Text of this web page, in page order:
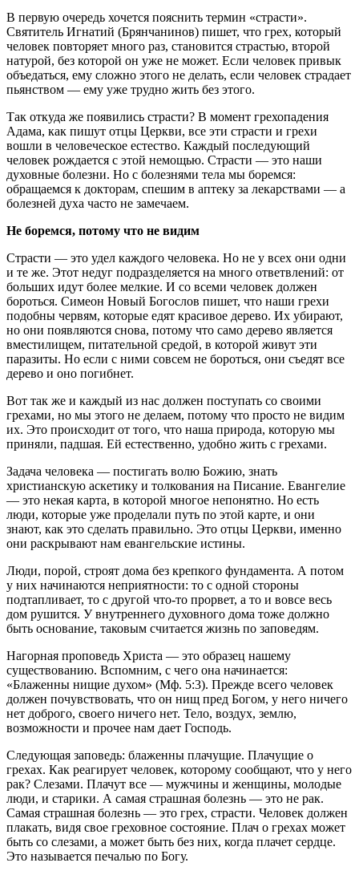
В первую очередь хочется пояснить термин «страсти».
Святитель Игнатий (Брянчанинов) пишет, что грех, который
человек повторяет много раз, становится страстью, второй
натурой, без которой он уже не может. Если человек привык
объедаться, ему сложно этого не делать, если человек страдает
пьянством — ему уже трудно жить без этого.
Так откуда же появились страсти? В момент грехопадения
Адама, как пишут отцы Церкви, все эти страсти и грехи
вошли в человеческое естество. Каждый последующий
человек рождается с этой немощью. Страсти — это наши
духовные болезни. Но с болезнями тела мы боремся:
обращаемся к докторам, спешим в аптеку за лекарствами — а
болезней духа часто не замечаем.
Не боремся, потому что не видим
Страсти — это удел каждого человека. Но не у всех они одни
и те же. Этот недуг подразделяется на много ответвлений: от
больших идут более мелкие. И со всеми человек должен
бороться. Симеон Новый Богослов пишет, что наши грехи
подобны червям, которые едят красивое дерево. Их убирают,
но они появляются снова, потому что само дерево является
вместилищем, питательной средой, в которой живут эти
паразиты. Но если с ними совсем не бороться, они съедят все
дерево и оно погибнет.
Вот так же и каждый из нас должен поступать со своими
грехами, но мы этого не делаем, потому что просто не видим
их. Это происходит от того, что наша природа, которую мы
приняли, падшая. Ей естественно, удобно жить с грехами.
Задача человека — постигать волю Божию, знать
христианскую аскетику и толкования на Писание. Евангелие
— это некая карта, в которой многое непонятно. Но есть
люди, которые уже проделали путь по этой карте, и они
знают, как это сделать правильно. Это отцы Церкви, именно
они раскрывают нам евангельские истины.
Люди, порой, строят дома без крепкого фундамента. А потом
у них начинаются неприятности: то с одной стороны
подтапливает, то с другой что-то прорвет, а то и вовсе весь
дом рушится. У внутреннего духовного дома тоже должно
быть основание, таковым считается жизнь по заповедям.
Нагорная проповедь Христа — это образец нашему
существованию. Вспомним, с чего она начинается:
«Блаженны нищие духом» (Мф. 5:3). Прежде всего человек
должен почувствовать, что он нищ пред Богом, у него ничего
нет доброго, своего ничего нет. Тело, воздух, землю,
возможности и прочее нам дает Господь.
Следующая заповедь: блаженны плачущие. Плачущие о
грехах. Как реагирует человек, которому сообщают, что у него
рак? Слезами. Плачут все — мужчины и женщины, молодые
люди, и старики. А самая страшная болезнь — это не рак.
Самая страшная болезнь — это грех, страсти. Человек должен
плакать, видя свое греховное состояние. Плач о грехах может
быть со слезами, а может быть без них, когда плачет сердце.
Это называется печалью по Богу.